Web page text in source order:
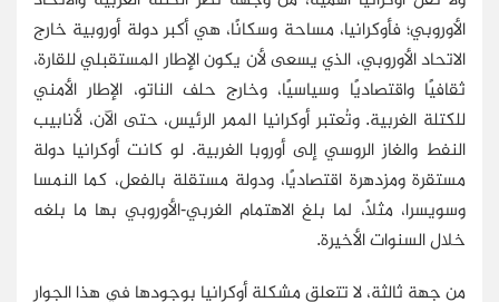
الأوروبي؛ فأوكرانيا، مساحة وسكانًا، هي أكبر دولة أوروبية خارج
الاتحاد الأوروبي، الذي يسعى لأن يكون الإطار المستقبلي للقارة،
ثقافيًا واقتصاديًا وسياسيًا، وخارج حلف الناتو، الإطار الأمني
للكتلة الغربية. وتُعتبر أوكرانيا الممر الرئيس، حتى الآن، لأنابيب
النفط والغاز الروسي إلى أوروبا الغربية. لو كانت أوكرانيا دولة
مستقرة ومزدهرة اقتصاديًا، ودولة مستقلة بالفعل، كما النمسا
وسويسرا، مثلاً، لما بلغ الاهتمام الغربي-الأوروبي بها ما بلغه
خلال السنوات الأخيرة.
من جهة ثالثة، لا تتعلق مشكلة أوكرانيا بوجودها في هذا الجوار